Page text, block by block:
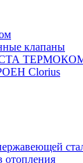
клапаны
АСТА
Clorius
отопления